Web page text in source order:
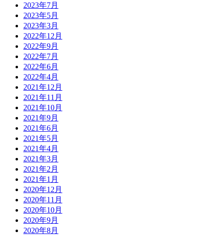
2023年7月
2023年5月
2023年3月
2022年12月
2022年9月
2022年7月
2022年6月
2022年4月
2021年12月
2021年11月
2021年10月
2021年9月
2021年6月
2021年5月
2021年4月
2021年3月
2021年2月
2021年1月
2020年12月
2020年11月
2020年10月
2020年9月
2020年8月